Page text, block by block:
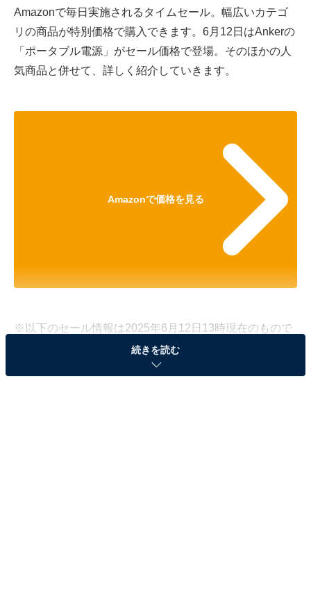
Amazonで毎日実施されるタイムセール。幅広いカテゴ
リの商品が特別価格で購入できます。6月12日はAnkerの
「ポータブル電源」がセール価格で登場。そのほかの人
気商品と併せて、詳しく紹介していきます。
Amazonで価格を見る
※以下のセール情報は2025年6月12日13時現在のもので
す。値段の変更、売り切れの場合もあります。
※本記事で紹介している商品の購入やサービスの利用により、売上の一部が
続きを読む